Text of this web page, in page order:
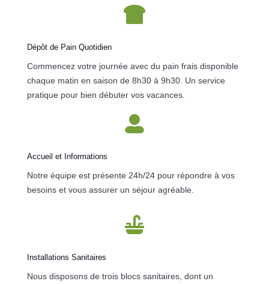

Dépôt de Pain Quotidien
Commencez votre journée avec du pain frais disponible
chaque matin en saison de 8h30 à 9h30. Un service
pratique pour bien débuter vos vacances.

Accueil et Informations
Notre équipe est présente 24h/24 pour répondre à vos
besoins et vous assurer un séjour agréable.

Installations Sanitaires
Nous disposons de trois blocs sanitaires, dont un